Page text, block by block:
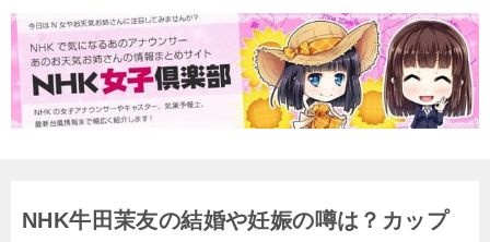
NHK牛田茉友の結婚や妊娠の噂は？カップ